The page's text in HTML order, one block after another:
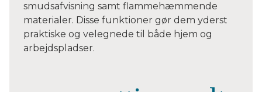
smudsafvisning samt flammehæmmende
materialer. Disse funktioner gør dem yderst
praktiske og velegnede til både hjem og
arbejdspladser.